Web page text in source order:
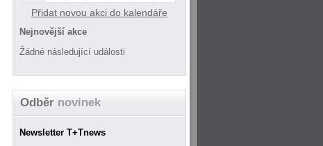
Přidat novou akci do kalendáře
Nejnovější akce
Žádné následující události
Odběr novinek
Newsletter T+Tnews